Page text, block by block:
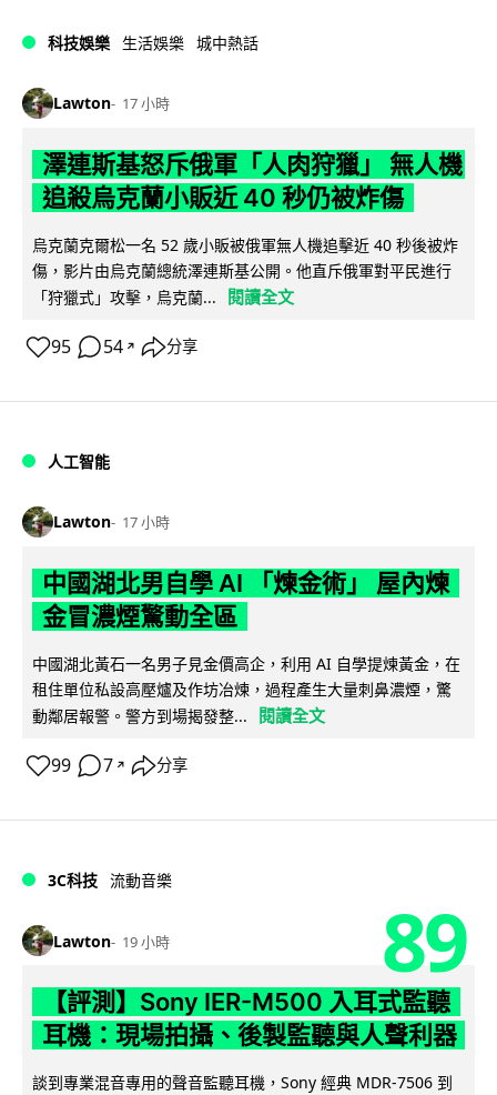
科技娛樂 生活娛樂 城中熱話
Lawton 17 小時
澤連斯基怒斥俄軍「人肉狩獵」 無人機
追殺烏克蘭小販近 40 秒仍被炸傷
烏克蘭克爾松一名 52 歲小販被俄軍無人機追擊近 40 秒後被炸
傷，影片由烏克蘭總統澤連斯基公開。他直斥俄軍對平民進行
「狩獵式」攻擊，烏克蘭...
閱讀全文
95 54 ↗ 分享
人工智能
Lawton 17 小時
中國湖北男自學 AI 「煉金術」 屋內煉
金冒濃煙驚動全區
中國湖北黃石一名男子見金價高企，利用 AI 自學提煉黃金，在
租住單位私設高壓爐及作坊冶煉，過程產生大量刺鼻濃煙，驚
動鄰居報警。警方到場揭發整...
閱讀全文
99 7 ↗ 分享
3C科技 流動音樂
Lawton 19 小時 89
【評測】Sony IER-M500 入耳式監聽
耳機：現場拍攝、後製監聽與人聲利器
談到專業混音專用的聲音監聽耳機，Sony 經典 MDR-7506 到